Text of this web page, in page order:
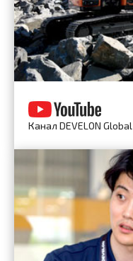
Канал DEVELON